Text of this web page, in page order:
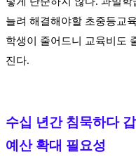
늘려 해결해야할 초중등교
학생이 줄어드니 교육비도
진다.
수십 년간 침묵하다
예산 확대 필요성